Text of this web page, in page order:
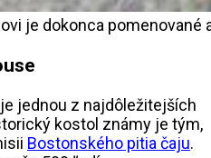
je dokonca pomenované
jednou z najdôležitejších
kostol známy je tým,
Bostonského pitia čaju.